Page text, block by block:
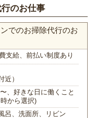
のお仕事
でのお掃除代行のお
支給、前払い制度あり
近）
、好きな日に働くこと
から選択)
呂、洗面所、リビン